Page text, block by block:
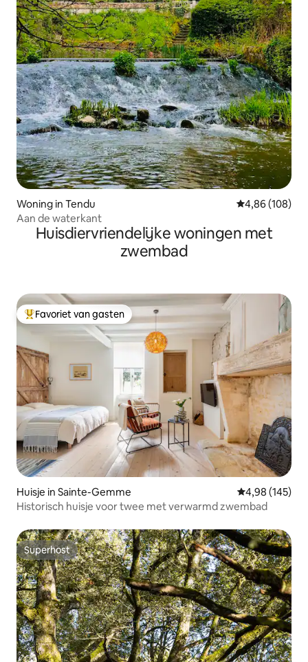
Woning in Tendu Gemiddelde
4,86 (108)
Aan de waterkant
Huisdiervriendelijke woningen met
zwembad
Topfavoriet van gasten
Favoriet van gasten
Huisje in Sainte-Gemme Gemiddelde
4,98 (145)
Historisch huisje voor twee met verwarmd zwembad
Superhost
Superhost